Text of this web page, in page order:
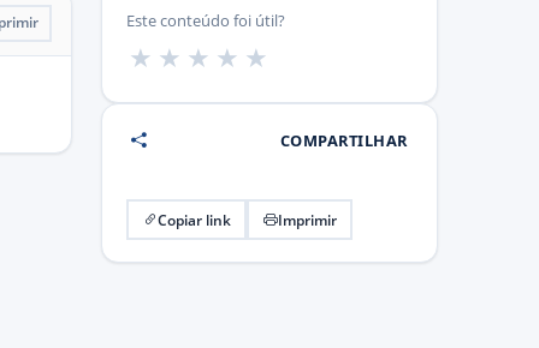
Este conteúdo foi útil?
★ ★ ★ ★ ★
COMPARTILHAR
Copiar link Imprimir